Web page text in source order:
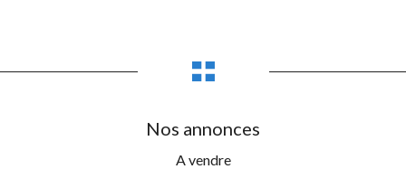
Nos annonces
A vendre